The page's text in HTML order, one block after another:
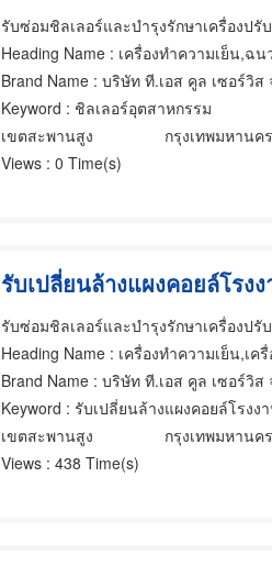
Heading Name : เครื่องทำความเย็น,ฉนวนป้องกันความร้อนและความเย็น,เครื่
Brand Name : บริษัท ที.เอส คูล เซอร์วิส
Keyword : ชิลเลอร์อุตสาหกรรม
เขตสะพานสูง
กรุงเทพมหานคร
Views : 0 Time(s)
รับเปลี่ยนล้างแผงคอยล์โรง
Heading Name : เครื่องทำความเย็น,เครื่องทำความเย็น,เครื่องท
Brand Name : บริษัท ที.เอส คูล เซอร์วิส
Keyword : รับเปลี่ยนล้างแผงคอยล์โรงง
เขตสะพานสูง
กรุงเทพมหานคร
Views : 438 Time(s)